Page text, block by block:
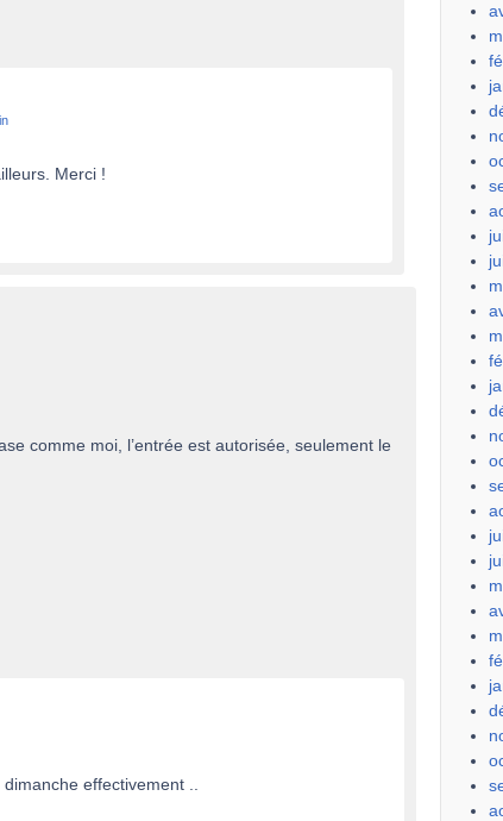
Merci !
comme moi, l’entrée est autorisée, seulement le
effectivement ..